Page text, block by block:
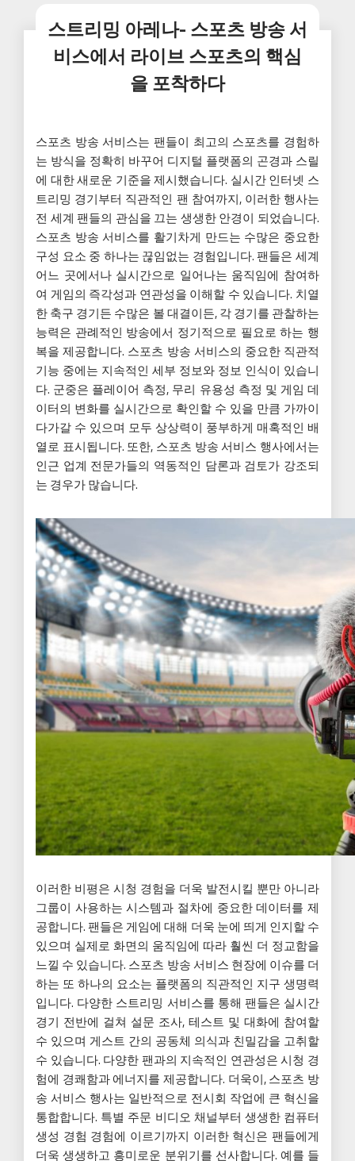
스트리밍 아레나- 스포츠 방송 서
비스에서 라이브 스포츠의 핵심
을 포착하다
스포츠 방송 서비스는 팬들이 최고의 스포츠를 경험하
는 방식을 정확히 바꾸어 디지털 플랫폼의 곤경과 스릴
에 대한 새로운 기준을 제시했습니다. 실시간 인터넷 스
트리밍 경기부터 직관적인 팬 참여까지, 이러한 행사는
전 세계 팬들의 관심을 끄는 생생한 안경이 되었습니다.
스포츠 방송 서비스를 활기차게 만드는 수많은 중요한
구성 요소 중 하나는 끊임없는 경험입니다. 팬들은 세계
어느 곳에서나 실시간으로 일어나는 움직임에 참여하
여 게임의 즉각성과 연관성을 이해할 수 있습니다. 치열
한 축구 경기든 수많은 볼 대결이든, 각 경기를 관찰하는
능력은 관례적인 방송에서 정기적으로 필요로 하는 행
복을 제공합니다. 스포츠 방송 서비스의 중요한 직관적
기능 중에는 지속적인 세부 정보와 정보 인식이 있습니
다. 군중은 플레이어 측정, 무리 유용성 측정 및 게임 데
이터의 변화를 실시간으로 확인할 수 있을 만큼 가까이
다가갈 수 있으며 모두 상상력이 풍부하게 매혹적인 배
열로 표시됩니다. 또한, 스포츠 방송 서비스 행사에서는
인근 업계 전문가들의 역동적인 담론과 검토가 강조되
는 경우가 많습니다.
이러한 비평은 시청 경험을 더욱 발전시킬 뿐만 아니라
그룹이 사용하는 시스템과 절차에 중요한 데이터를 제
공합니다. 팬들은 게임에 대해 더욱 눈에 띄게 인지할 수
있으며 실제로 화면의 움직임에 따라 훨씬 더 정교함을
느낄 수 있습니다. 스포츠 방송 서비스 현장에 이슈를 더
하는 또 하나의 요소는 플랫폼의 직관적인 지구 생명력
입니다. 다양한 스트리밍 서비스를 통해 팬들은 실시간
경기 전반에 걸쳐 설문 조사, 테스트 및 대화에 참여할
수 있으며 게스트 간의 공동체 의식과 친밀감을 고취할
수 있습니다. 다양한 팬과의 지속적인 연관성은 시청 경
험에 경쾌함과 에너지를 제공합니다. 더욱이, 스포츠 방
송 서비스 행사는 일반적으로 전시회 작업에 큰 혁신을
통합합니다. 특별 주문 비디오 채널부터 생생한 컴퓨터
생성 경험 경험에 이르기까지 이러한 혁신은 팬들에게
더욱 생생하고 흥미로운 분위기를 선사합니다. 예를 들